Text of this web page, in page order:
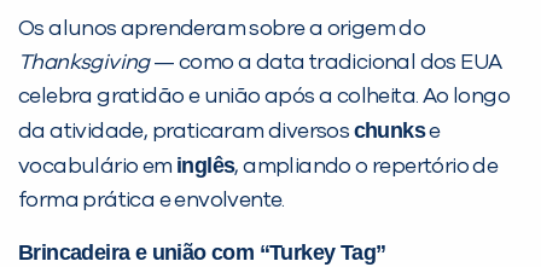
Os alunos aprenderam sobre a origem do
Thanksgiving— como a data tradicional dos EUA
celebra gratidão e união após a colheita. Ao longo
da atividade, praticaram diversos chunkse
vocabulário em inglês, ampliando o repertório de
forma prática e envolvente.
Brincadeira e união com “Turkey Tag”
Desculpe!
Não encontramos nenhuma unidade
inFlux nesta cidade ou bairro que
você digitou.